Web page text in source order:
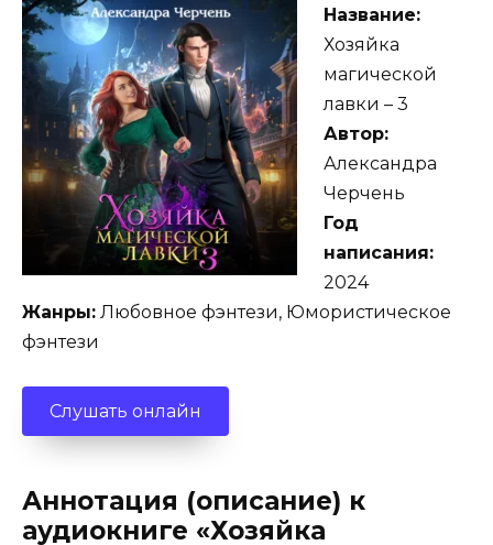
Название:
Хозяйка
магической
лавки – 3
Автор:
Александра
Черчень
Год
написания:
2024
Жанры: Любовное фэнтези, Юмористическое
фэнтези
Слушать онлайн
Аннотация (описание) к
аудиокниге «Хозяйка